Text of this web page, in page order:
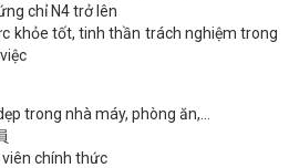
chỉ N4 trở lên
khỏe tốt, tinh thần trách nghiệm trong
trong nhà máy, phòng ăn,…
viên chính thức